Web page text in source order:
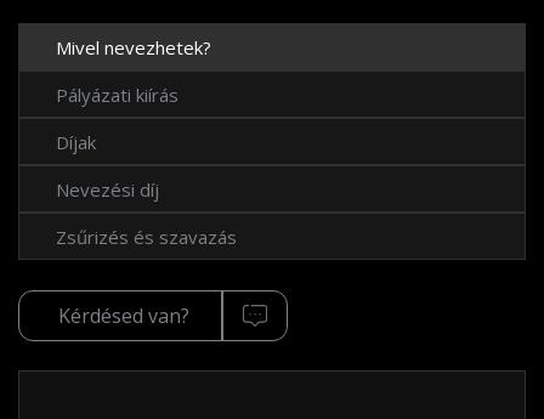
Mivel nevezhetek?
Pályázati kiírás
Díjak
Nevezési díj
Zsűrizés és szavazás
Kérdésed van?